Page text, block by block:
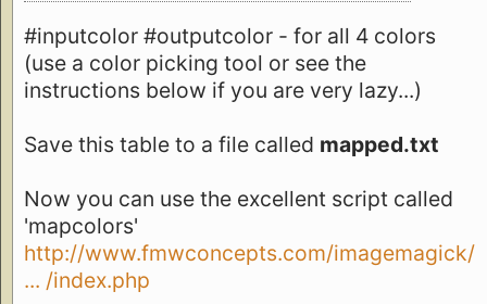
#inputcolor #outputcolor - for all 4 colors
(use a color picking tool or see the
instructions below if you are very lazy...)
Save this table to a file called mapped.txt
Now you can use the excellent script called
'mapcolors'
http://www.fmwconcepts.com/imagemagick/
... /index.php